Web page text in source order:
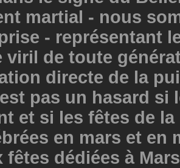
martial - nous
- représentant
viril de toute
directe de la
pas un hasard si
et si les fêtes de la
en mars et en
fêtes dédiées à